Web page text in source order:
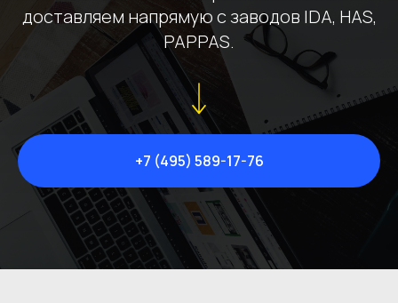
доставляем напрямую с заводов IDA, HAS,
PAPPAS.
+7 (495) 589-17-76